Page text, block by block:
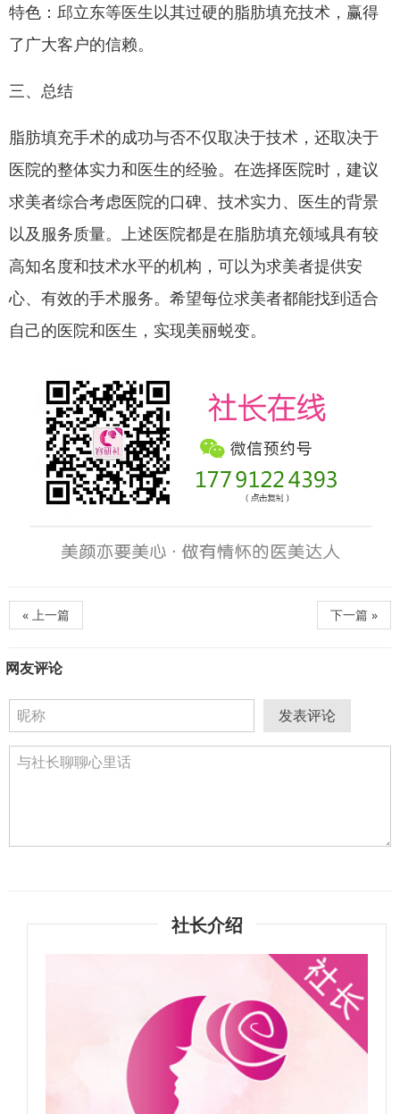
特色：邱立东等医生以其过硬的脂肪填充技术，赢得
了广大客户的信赖。
三、总结
脂肪填充手术的成功与否不仅取决于技术，还取决于
医院的整体实力和医生的经验。在选择医院时，建议
求美者综合考虑医院的口碑、技术实力、医生的背景
以及服务质量。上述医院都是在脂肪填充领域具有较
高知名度和技术水平的机构，可以为求美者提供安
心、有效的手术服务。希望每位求美者都能找到适合
自己的医院和医生，实现美丽蜕变。
« 上一篇 下一篇 »
网友评论
发表评论
社长介绍